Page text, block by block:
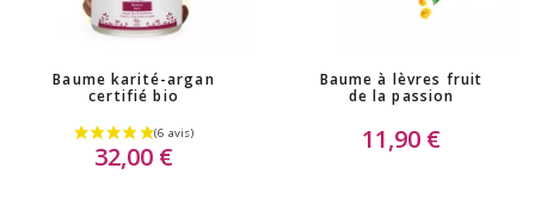
Baume karité-argan
certifié bio
32,00 €
Baume à lèvres fruit
de la passion
11,90 €